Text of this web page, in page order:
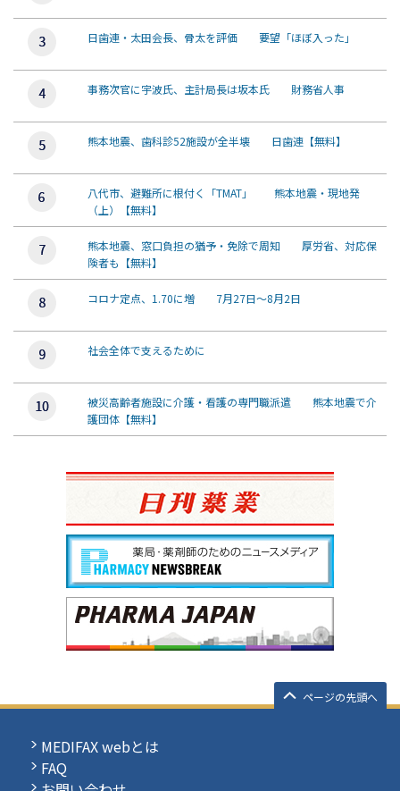
日歯連・太田会長、骨太を評価 要望「ほぼ入った」
事務次官に宇波氏、主計局長は坂本氏 財務省人事
熊本地震、歯科診52施設が全半壊 日歯連【無料】
八代市、避難所に根付く「TMAT」 熊本地震・現地発
（上）【無料】
熊本地震、窓口負担の猶予・免除で周知 厚労省、対応保
険者も【無料】
コロナ定点、1.70に増 7月27日～8月2日
社会全体で支えるために
被災高齢者施設に介護・看護の専門職派遣 熊本地震で介
護団体【無料】
ページの先頭へ
MEDIFAX webとは
FAQ